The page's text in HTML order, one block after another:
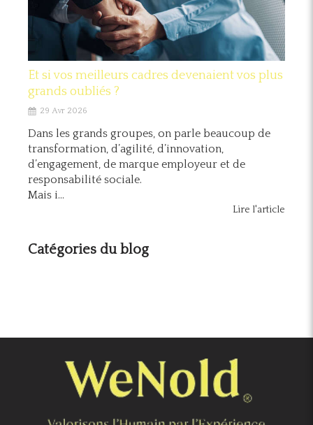
Et si vos meilleurs cadres devenaient vos plus
grands oubliés ?
29 Avr 2026
Dans les grands groupes, on parle beaucoup de
transformation, d’agilité, d’innovation,
d’engagement, de marque employeur et de
responsabilité sociale.
Mais i...
Lire l'article
Catégories du blog